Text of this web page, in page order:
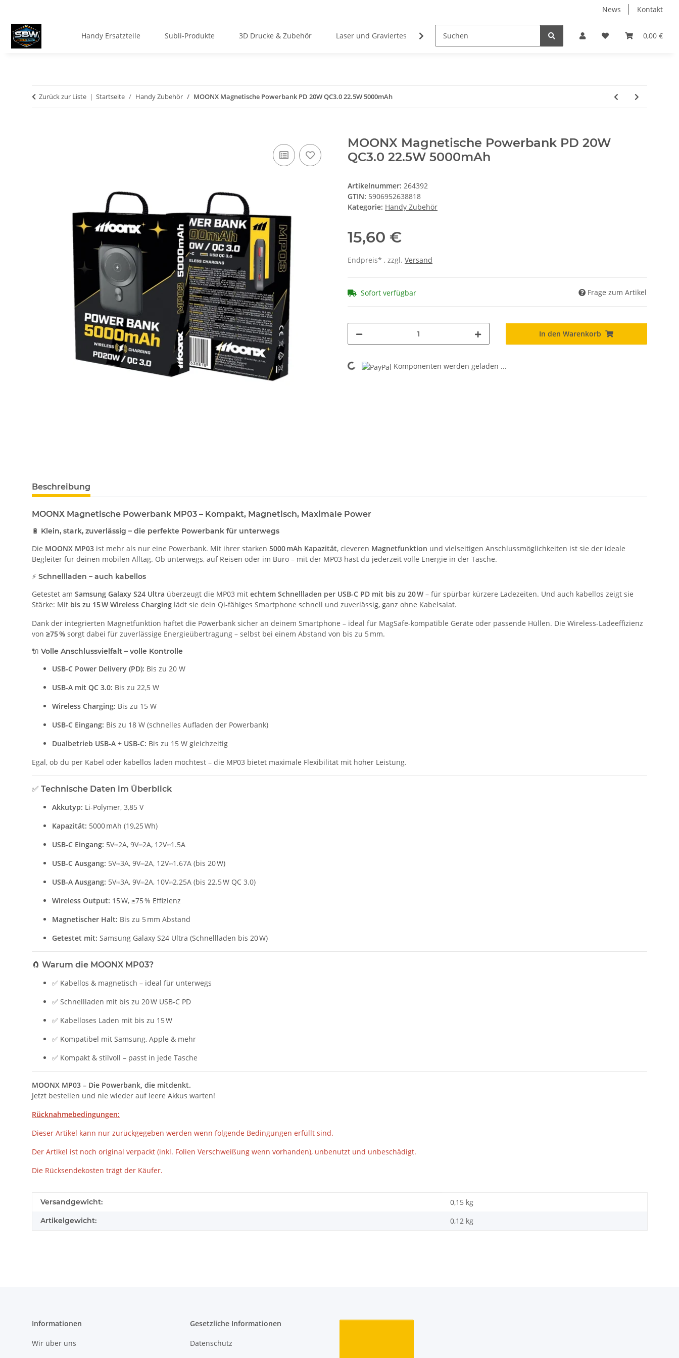
News Kontakt
0,00 €
Handy Ersatzteile Subli-Produkte 3D Drucke & Zubehör Laser und Graviertes Stahlwerk / Neu & OVP Airsoft Handy / Tablet Schutz u.
Zurück zur Liste Startseite Handy Zubehör MOONX Magnetische Powerbank PD 20W QC3.0 22.5W 5000mAh
MOONX Magnetische Powerbank PD 20W
QC3.0 22.5W 5000mAh
Artikelnummer: 264392
GTIN: 5906952638818
Kategorie: Handy Zubehör
15,60 €
Endpreis* , zzgl. Versand
Sofort verfügbar Frage zum Artikel
In den Warenkorb
Loading... Komponenten werden geladen ...
Beschreibung
MOONX Magnetische Powerbank MP03 – Kompakt, Magnetisch, Maximale Power
🔋 Klein, stark, zuverlässig – die perfekte Powerbank für unterwegs
Die MOONX MP03 ist mehr als nur eine Powerbank. Mit ihrer starken 5000 mAh Kapazität, cleveren Magnetfunktion und vielseitigen Anschlussmöglichkeiten ist sie der ideale
Begleiter für deinen mobilen Alltag. Ob unterwegs, auf Reisen oder im Büro – mit der MP03 hast du jederzeit volle Energie in der Tasche.
⚡ Schnellladen – auch kabellos
Getestet am Samsung Galaxy S24 Ultra überzeugt die MP03 mit echtem Schnellladen per USB-C PD mit bis zu 20 W – für spürbar kürzere Ladezeiten. Und auch kabellos zeigt sie
Stärke: Mit bis zu 15 W Wireless Charging lädt sie dein Qi-fähiges Smartphone schnell und zuverlässig, ganz ohne Kabelsalat.
Dank der integrierten Magnetfunktion haftet die Powerbank sicher an deinem Smartphone – ideal für MagSafe-kompatible Geräte oder passende Hüllen. Die Wireless-Ladeeffizienz
von ≥75 % sorgt dabei für zuverlässige Energieübertragung – selbst bei einem Abstand von bis zu 5 mm.
🔌 Volle Anschlussvielfalt – volle Kontrolle
USB-C Power Delivery (PD): Bis zu 20 W
USB-A mit QC 3.0: Bis zu 22,5 W
Wireless Charging: Bis zu 15 W
USB-C Eingang: Bis zu 18 W (schnelles Aufladen der Powerbank)
Dualbetrieb USB-A + USB-C: Bis zu 15 W gleichzeitig
Egal, ob du per Kabel oder kabellos laden möchtest – die MP03 bietet maximale Flexibilität mit hoher Leistung.
✅ Technische Daten im Überblick
Akkutyp: Li-Polymer, 3,85 V
Kapazität: 5000 mAh (19,25 Wh)
USB-C Eingang: 5V⎓2A, 9V⎓2A, 12V⎓1.5A
USB-C Ausgang: 5V⎓3A, 9V⎓2A, 12V⎓1.67A (bis 20 W)
USB-A Ausgang: 5V⎓3A, 9V⎓2A, 10V⎓2.25A (bis 22.5 W QC 3.0)
Wireless Output: 15 W, ≥75 % Effizienz
Magnetischer Halt: Bis zu 5 mm Abstand
Getestet mit: Samsung Galaxy S24 Ultra (Schnellladen bis 20 W)
🧲 Warum die MOONX MP03?
✅ Kabellos & magnetisch – ideal für unterwegs
✅ Schnellladen mit bis zu 20 W USB-C PD
✅ Kabelloses Laden mit bis zu 15 W
✅ Kompatibel mit Samsung, Apple & mehr
✅ Kompakt & stilvoll – passt in jede Tasche
MOONX MP03 – Die Powerbank, die mitdenkt.
Jetzt bestellen und nie wieder auf leere Akkus warten!
Rücknahmebedingungen:
Dieser Artikel kann nur zurückgegeben werden wenn folgende Bedingungen erfüllt sind.
Der Artikel ist noch original verpackt (inkl. Folien Verschweißung wenn vorhanden), unbenutzt und unbeschädigt.
Die Rücksendekosten trägt der Käufer.
Produkteigenschaft
Wert
Versandgewicht: 0,15 kg
Artikelgewicht: 0,12 kg
Informationen
Wir über uns
Gesetzliche Informationen
Datenschutz